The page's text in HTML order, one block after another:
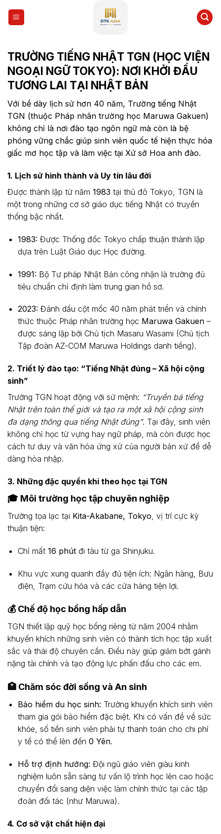
TRƯỜNG TIẾNG NHẬT TGN (HỌC VIỆN
NGOẠI NGỮ TOKYO): NƠI KHỞI ĐẦU
TƯƠNG LAI TẠI NHẬT BẢN
Với bề dày lịch sử hơn 40 năm, Trường tiếng Nhật
TGN (thuộc Pháp nhân trường học Maruwa Gakuen)
không chỉ là nơi đào tạo ngôn ngữ mà còn là bệ
phóng vững chắc giúp sinh viên quốc tế hiện thực hóa
giấc mơ học tập và làm việc tại Xứ sở Hoa anh đào.
1. Lịch sử hình thành và Uy tín lâu đời
Được thành lập từ năm 1983 tại thủ đô Tokyo, TGN là
một trong những cơ sở giáo dục tiếng Nhật có truyền
thống bậc nhất.
1983: Được Thống đốc Tokyo chấp thuận thành lập
dựa trên Luật Giáo dục Học đường.
1991: Bộ Tư pháp Nhật Bản công nhận là trường đủ
tiêu chuẩn chỉ định làm trung gian hồ sơ.
2023: Đánh dấu cột mốc 40 năm phát triển và chính
thức thuộc Pháp nhân trường học Maruwa Gakuen–
được sáng lập bởi Chủ tịch Masaru Wasami (Chủ tịch
Tập đoàn AZ-COM Maruwa Holdings danh tiếng).
2. Triết lý đào tạo: “Tiếng Nhật đúng – Xã hội cộng
sinh”
Trường TGN hoạt động với sứ mệnh: “Truyền bá tiếng
Nhật trên toàn thế giới và tạo ra một xã hội cộng sinh
đa dạng thông qua tiếng Nhật đúng”. Tại đây, sinh viên
không chỉ học từ vựng hay ngữ pháp, mà còn được học
cách tư duy và văn hóa ứng xử của người bản xứ để dễ
dàng hòa nhập.
3. Những đặc quyền khi theo học tại TGN
🎓 Môi trường học tập chuyên nghiệp
Trường tọa lạc tại Kita-Akabane, Tokyo , vị trí cực kỳ
thuận tiện:
Chỉ mất 16 phútđi tàu từ ga Shinjuku.
Khu vực xung quanh đầy đủ tiện ích: Ngân hàng, Bưu
điện, Trạm cứu hỏa và các cửa hàng tiện lợi.
💰 Chế độ học bổng hấp dẫn
TGN thiết lập quỹ học bổng riêng từ năm 2004 nhằm
khuyến khích những sinh viên có thành tích học tập xuất
sắc và thái độ chuyên cần. Điều này giúp giảm bớt gánh
nặng tài chính và tạo động lực phấn đấu cho các em.
🏥 Chăm sóc đời sống và An sinh
Bảo hiểm du học sinh: Trường khuyến khích sinh viên
tham gia gói bảo hiểm đặc biệt. Khi có vấn đề về sức
khỏe, số tiền sinh viên phải tự thanh toán cho chi phí
y tế có thể lên đến 0 Yên.
Hỗ trợ định hướng: Đội ngũ giáo viên giàu kinh
nghiệm luôn sẵn sàng tư vấn lộ trình học lên cao hoặc
chuyển đổi sang diện việc làm chính thức tại các tập
đoàn đối tác (như Maruwa).
4. Cơ sở vật chất hiện đại